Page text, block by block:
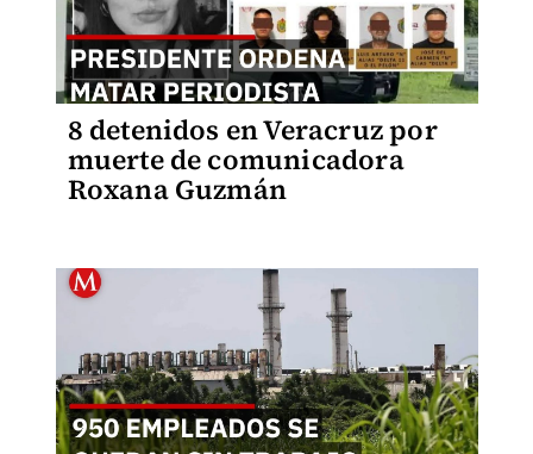
8 detenidos en Veracruz por
muerte de comunicadora
Roxana Guzmán